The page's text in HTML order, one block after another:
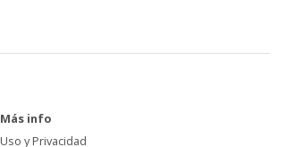
Más info
Uso y Privacidad